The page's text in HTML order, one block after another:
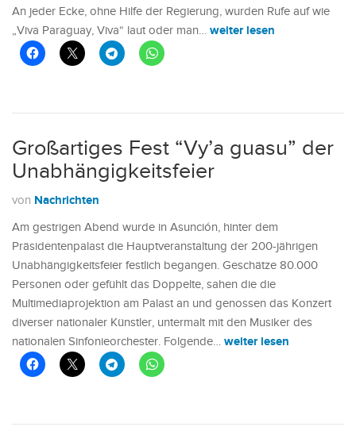
An jeder Ecke, ohne Hilfe der Regierung, wurden Rufe auf wie
„Viva Paraguay, Viva“ laut oder man… weiter lesen
Großartiges Fest “Vy’a guasu” der
Unabhängigkeitsfeier
von Nachrichten
Am gestrigen Abend wurde in Asunción, hinter dem
Präsidentenpalast die Hauptveranstaltung der 200-jährigen
Unabhängigkeitsfeier festlich begangen. Geschätze 80.000
Personen oder gefühlt das Doppelte, sahen die die
Multimediaprojektion am Palast an und genossen das Konzert
diverser nationaler Künstler, untermalt mit den Musiker des
nationalen Sinfonieorchester. Folgende… weiter lesen